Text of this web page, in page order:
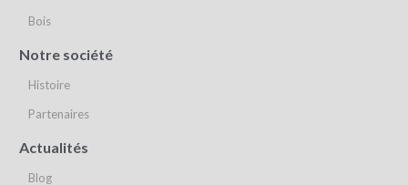
Bois
Notre société
Histoire
Partenaires
Actualités
Blog